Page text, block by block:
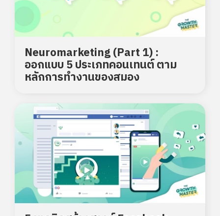
Neuromarketing (Part 1) :
ออกแบบ 5 ประเภทคอนเทนต์ ตาม
หลักการทำงานของสมอง